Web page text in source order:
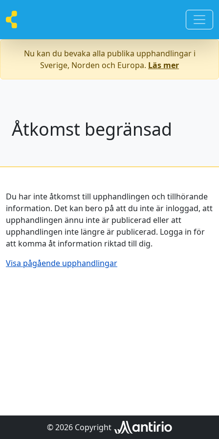
Nu kan du bevaka alla publika upphandlingar i
Sverige, Norden och Europa. Läs mer
Åtkomst begränsad
Du har inte åtkomst till upphandlingen och tillhörande
information. Det kan bero på att du inte är inloggad, att
upphandlingen ännu inte är publicerad eller att
upphandlingen inte längre är publicerad. Logga in för
att komma åt information riktad till dig.
Visa pågående upphandlingar
© 2026 Copyright